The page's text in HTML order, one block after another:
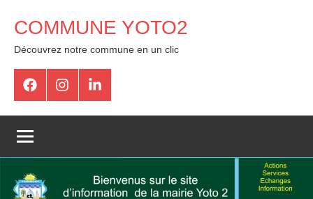
COMMUNE YOTO2
Découvrez notre commune en un clic